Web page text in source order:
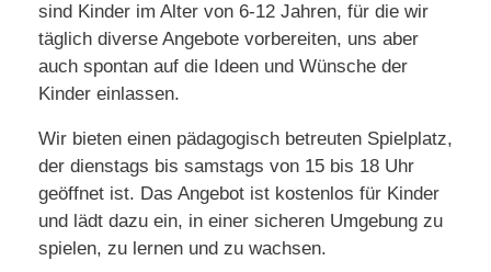
sind Kinder im Alter von 6-12 Jahren, für die wir
täglich diverse Angebote vorbereiten, uns aber
auch spontan auf die Ideen und Wünsche der
Kinder einlassen.
Wir bieten einen pädagogisch betreuten Spielplatz,
der dienstags bis samstags von 15 bis 18 Uhr
geöffnet ist. Das Angebot ist kostenlos für Kinder
und lädt dazu ein, in einer sicheren Umgebung zu
spielen, zu lernen und zu wachsen.